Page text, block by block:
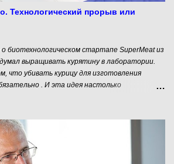
правления, а вместо бюрократической
Технологический прорыв или
биотехнологическом стартапе SuperMeat из
выращивать курятину в лаборатории.
что убивать курицу для изготовления
. И эта идея настолько
компанию вложили деньги такие серьезные
Capital, Stray Dog Capital. В результате
инвестиций для разработки новой
уверяют, что конечный продукт, который